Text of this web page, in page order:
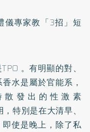
儀專家教「3招」短
。有明顯的對、
水是屬於官能系，
發出的性激素
特別是在大清早、
使是晚上，除了私